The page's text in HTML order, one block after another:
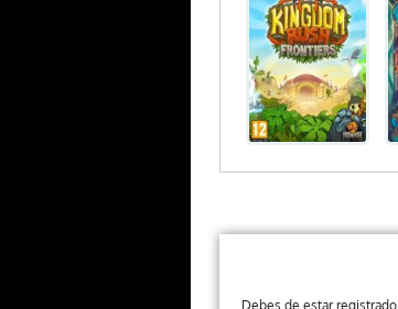
Debes de estar registrado